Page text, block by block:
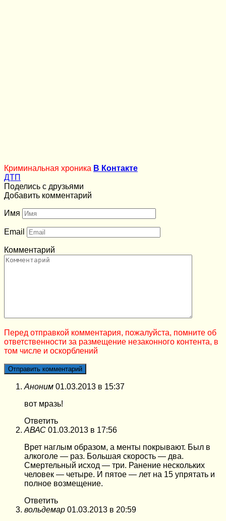
Криминальная хроника В Контакте
ДТП
Поделись с друзьями
Добавить комментарий
Имя
Email
Комментарий
Перед отправкой комментария, пожалуйста, помните об
ответственности за размещение незаконного контента, в
том числе и оскорблений
Аноним 01.03.2013 в 15:37
вот мразь!
Ответить
АВАС 01.03.2013 в 17:56
Врет наглым образом, а менты покрывают. Был в
алкоголе — раз. Большая скорость — два.
Смертельный исход — три. Ранение нескольких
человек — четыре. И пятое — лет на 15 упрятать и
полное возмещение.
Ответить
вольдемар 01.03.2013 в 20:59